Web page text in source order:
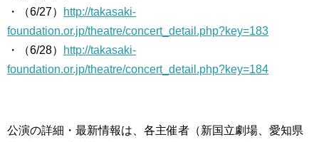
・（6/27）
http://takasaki-
foundation.or.jp/theatre/concert_detail.php?key=183
・（6/28）
http://takasaki-
foundation.or.jp/theatre/concert_detail.php?key=184
公演の詳細・最新情報は、各主催者（新国立劇場、愛知県